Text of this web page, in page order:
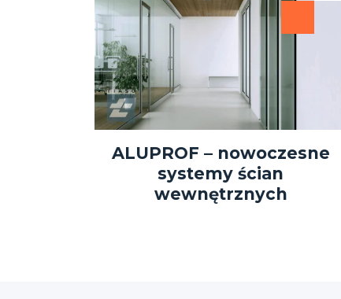
ALUPROF – nowoczesne
systemy ścian
wewnętrznych